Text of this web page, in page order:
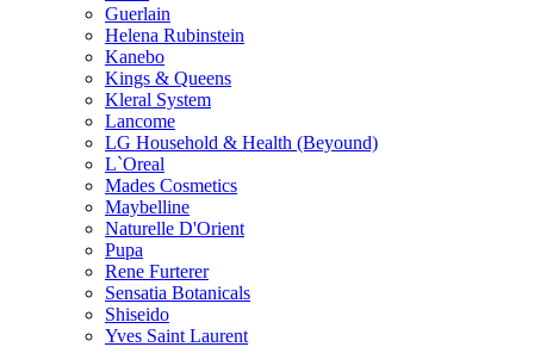
Guerlain
Helena Rubinstein
Kanebo
Kings & Queens
Kleral System
Lancome
LG Household & Health (Beyound)
L`Oreal
Mades Cosmetics
Maybelline
Naturelle D'Orient
Pupa
Rene Furterer
Sensatia Botanicals
Shiseido
Yves Saint Laurent